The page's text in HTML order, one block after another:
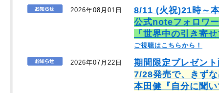
2026年08月01日
8/11 (火祝)21時～
公式noteフォロワ
「世界中の引き寄
ご視聴はこちらから！
2026年07月22日
期間限定プレゼン
7/28発売で、きず
本田健『自分に聞